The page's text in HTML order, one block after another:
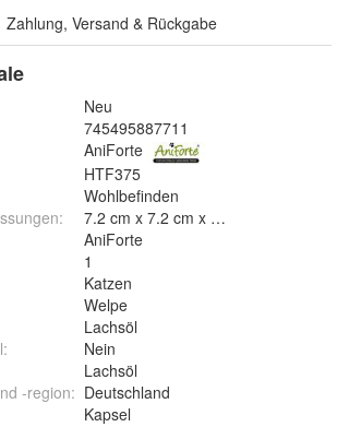
Zahlung, Versand & Rückgabe
Neu
745495887711
AniForte
HTF375
Wohlbefinden
:
7.2 cm x 7.2 cm x 7.0 cm
AniForte
1
Katzen
Welpe
Lachsöl
:
Nein
Lachsöl
-region: Deutschland
Kapsel